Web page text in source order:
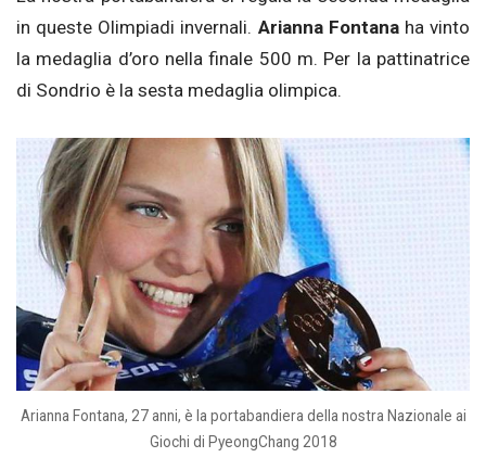
in queste Olimpiadi invernali. Arianna Fontanaha vinto
la medaglia d’oro nella finale 500 m. Per la pattinatrice
di Sondrio è la sesta medaglia olimpica.
Arianna Fontana, 27 anni, è la portabandiera della nostra Nazionale ai
Giochi di PyeongChang 2018